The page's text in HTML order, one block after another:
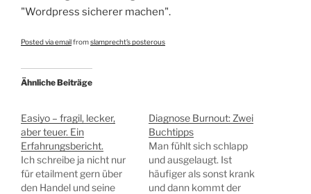
"Wordpress sicherer machen".
Posted via emailfromslamprecht’s posterous
Ähnliche Beiträge
Easiyo – fragil, lecker,
aber teuer. Ein
Erfahrungsbericht.
Ich schreibe ja nicht nur
für etailment gern über
den Handel und seine
Diagnose Burnout: Zwei
Buchtipps
Man fühlt sich schlapp
und ausgelaugt. Ist
häufiger als sonst krank
und dann kommt der